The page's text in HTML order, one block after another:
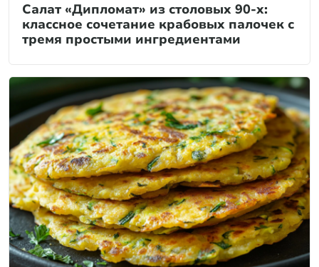
Салат «Дипломат» из столовых 90-х:
классное сочетание крабовых палочек с
тремя простыми ингредиентами